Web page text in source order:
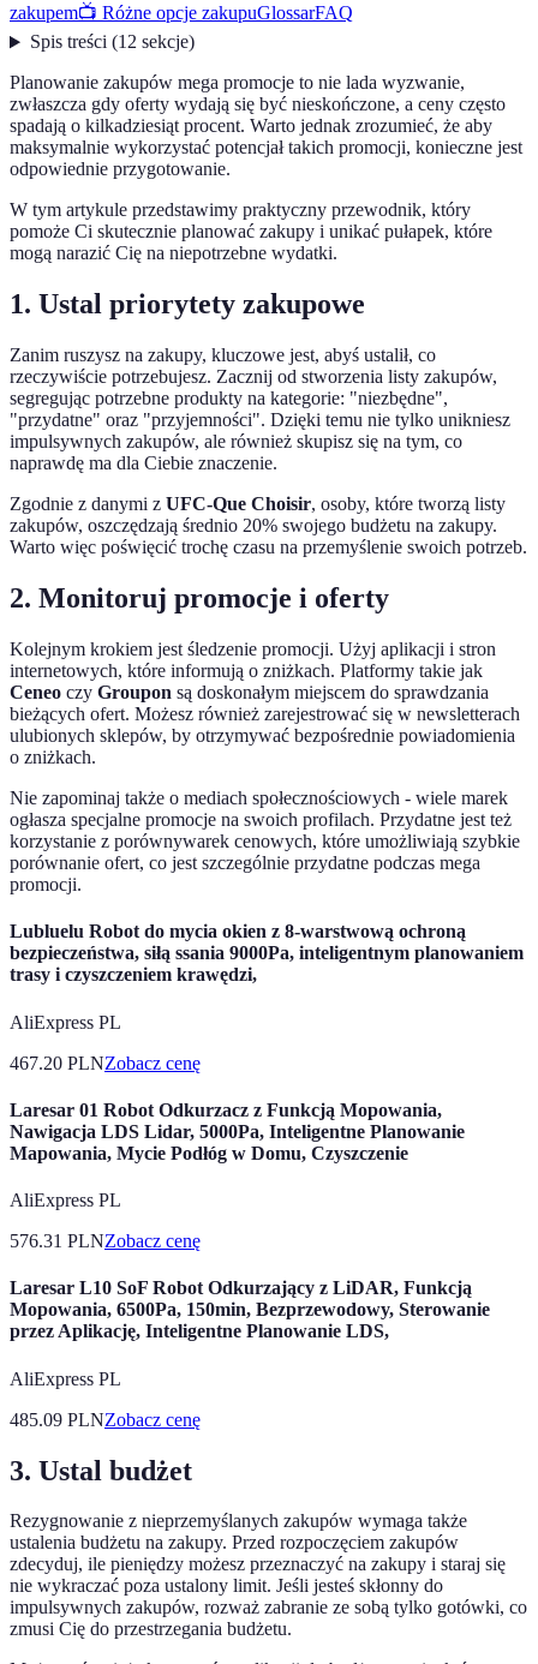
zakupem📺 Różne opcje zakupuGlossarFAQ
Spis treści(12 sekcje)
Planowanie zakupów mega promocje to nie lada wyzwanie,
zwłaszcza gdy oferty wydają się być nieskończone, a ceny często
spadają o kilkadziesiąt procent. Warto jednak zrozumieć, że aby
maksymalnie wykorzystać potencjał takich promocji, konieczne jest
odpowiednie przygotowanie.
W tym artykule przedstawimy praktyczny przewodnik, który
pomoże Ci skutecznie planować zakupy i unikać pułapek, które
mogą narazić Cię na niepotrzebne wydatki.
1. Ustal priorytety zakupowe
Zanim ruszysz na zakupy, kluczowe jest, abyś ustalił, co
rzeczywiście potrzebujesz. Zacznij od stworzenia listy zakupów,
segregując potrzebne produkty na kategorie: "niezbędne",
"przydatne" oraz "przyjemności". Dzięki temu nie tylko unikniesz
impulsywnych zakupów, ale również skupisz się na tym, co
naprawdę ma dla Ciebie znaczenie.
Zgodnie z danymi z UFC-Que Choisir, osoby, które tworzą listy
zakupów, oszczędzają średnio 20% swojego budżetu na zakupy.
Warto więc poświęcić trochę czasu na przemyślenie swoich potrzeb.
2. Monitoruj promocje i oferty
Kolejnym krokiem jest śledzenie promocji. Użyj aplikacji i stron
internetowych, które informują o zniżkach. Platformy takie jak
Ceneo czy Groupon są doskonałym miejscem do sprawdzania
bieżących ofert. Możesz również zarejestrować się w newsletterach
ulubionych sklepów, by otrzymywać bezpośrednie powiadomienia
o zniżkach.
Nie zapominaj także o mediach społecznościowych - wiele marek
ogłasza specjalne promocje na swoich profilach. Przydatne jest też
korzystanie z porównywarek cenowych, które umożliwiają szybkie
porównanie ofert, co jest szczególnie przydatne podczas mega
promocji.
Lubluelu Robot do mycia okien z 8-warstwową ochroną
bezpieczeństwa, siłą ssania 9000Pa, inteligentnym planowaniem
trasy i czyszczeniem krawędzi,
AliExpress PL
467.20 PLNZobacz cenę
Laresar 01 Robot Odkurzacz z Funkcją Mopowania,
Nawigacja LDS Lidar, 5000Pa, Inteligentne Planowanie
Mapowania, Mycie Podłóg w Domu, Czyszczenie
AliExpress PL
576.31 PLNZobacz cenę
Laresar L10 SoF Robot Odkurzający z LiDAR, Funkcją
Mopowania, 6500Pa, 150min, Bezprzewodowy, Sterowanie
przez Aplikację, Inteligentne Planowanie LDS,
AliExpress PL
485.09 PLNZobacz cenę
3. Ustal budżet
Rezygnowanie z nieprzemyślanych zakupów wymaga także
ustalenia budżetu na zakupy. Przed rozpoczęciem zakupów
zdecyduj, ile pieniędzy możesz przeznaczyć na zakupy i staraj się
nie wykraczać poza ustalony limit. Jeśli jesteś skłonny do
impulsywnych zakupów, rozważ zabranie ze sobą tylko gotówki, co
zmusi Cię do przestrzegania budżetu.